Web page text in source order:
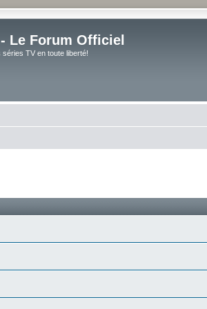
Le Forum Officiel
TV en toute liberté!